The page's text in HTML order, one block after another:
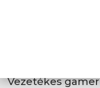
Vezetékes